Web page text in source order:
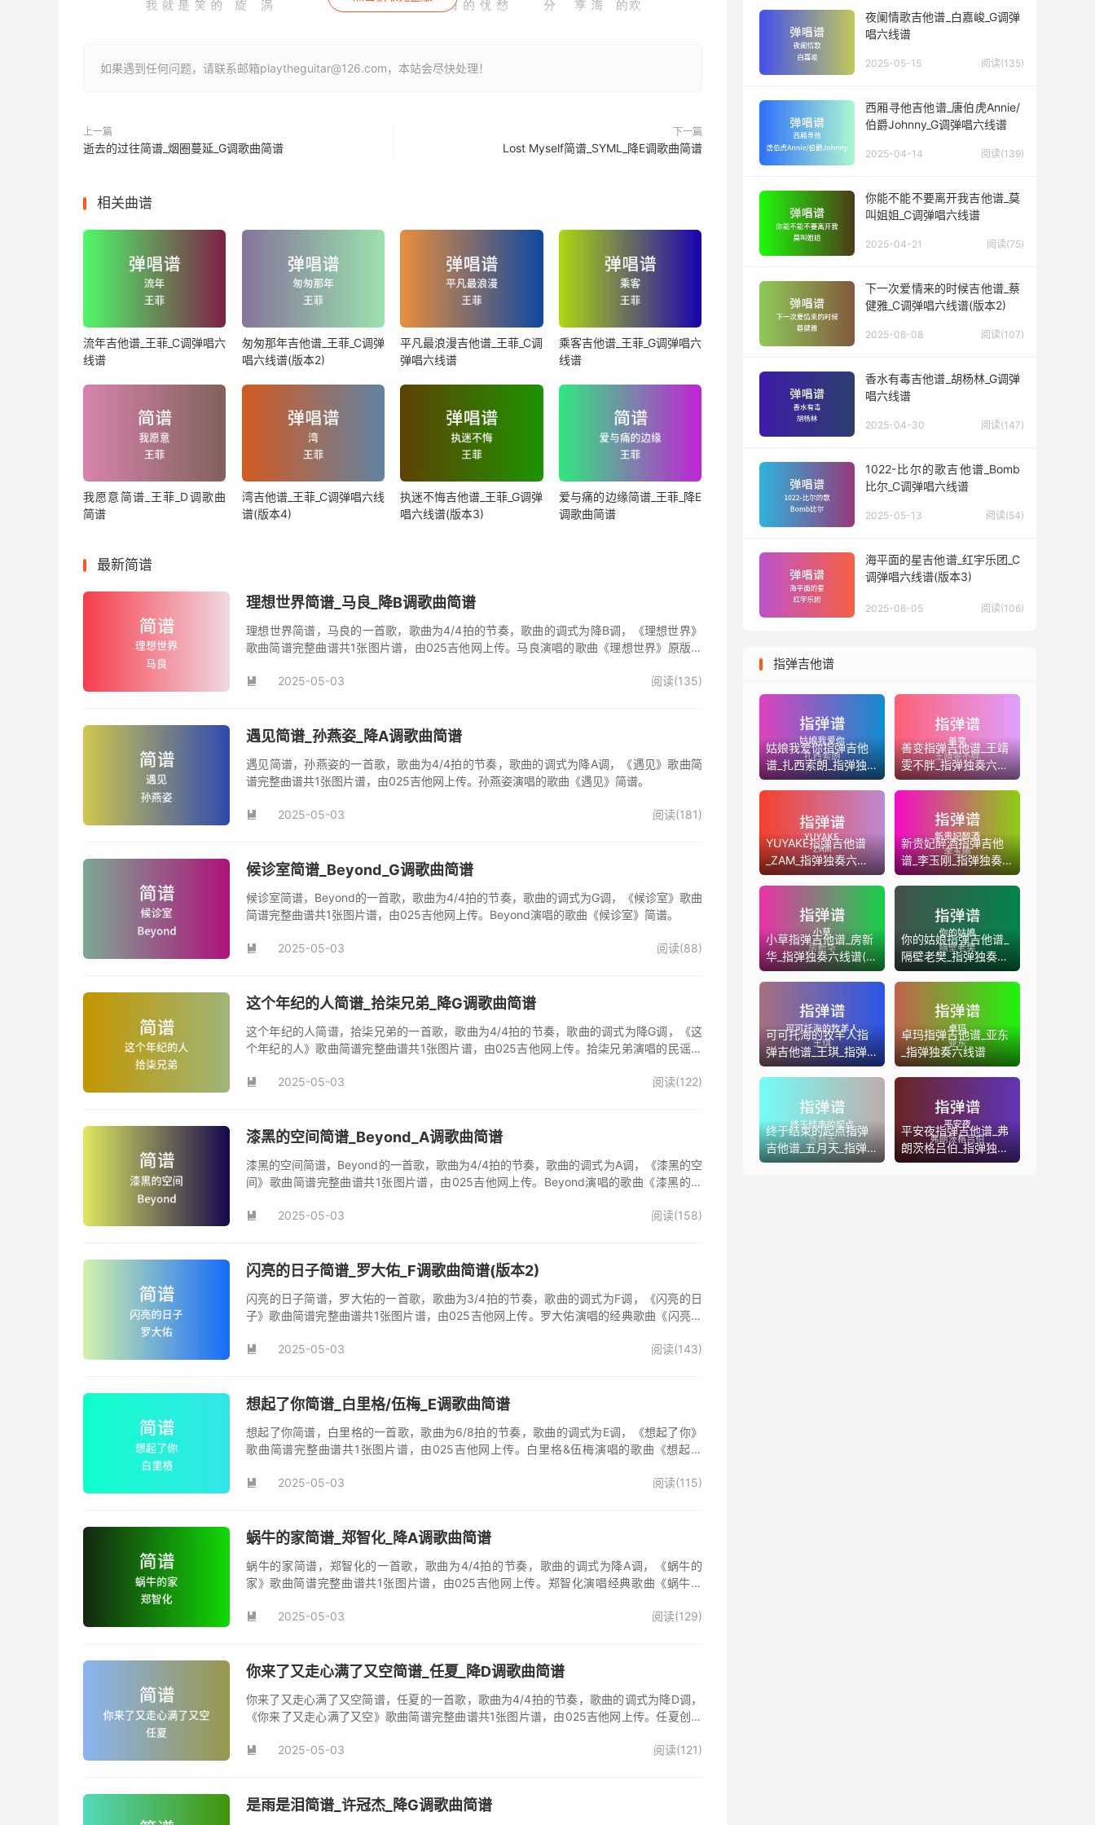
如果遇到任何问题，请联系邮箱playtheguitar@126.com，本站会尽快处理！
上一篇
逝去的过往简谱_烟圈蔓延_G调歌曲简谱
下一篇
Lost Myself简谱_SYML_降E调歌曲简谱
相关曲谱
流年吉他谱_王菲_C调弹唱六
线谱
匆匆那年吉他谱_王菲_C调弹
唱六线谱(版本2)
平凡最浪漫吉他谱_王菲_C调
弹唱六线谱
乘客吉他谱_王菲_G调弹唱六
线谱
我愿意简谱_王菲_D调歌曲
简谱
湾吉他谱_王菲_C调弹唱六线
谱(版本4)
执迷不悔吉他谱_王菲_G调弹
唱六线谱(版本3)
爱与痛的边缘简谱_王菲_降E
调歌曲简谱
最新简谱
理想世界简谱_马良_降B调歌曲简谱
理想世界简谱，马良的一首歌，歌曲为4/4拍的节奏，歌曲的调式为降B调，《理想世界》
歌曲简谱完整曲谱共1张图片谱，由025吉他网上传。马良演唱的歌曲《理想世界》原版简
 2025-05-03 阅读(135)
遇见简谱_孙燕姿_降A调歌曲简谱
遇见简谱，孙燕姿的一首歌，歌曲为4/4拍的节奏，歌曲的调式为降A调，《遇见》歌曲简
谱完整曲谱共1张图片谱，由025吉他网上传。孙燕姿演唱的歌曲《遇见》简谱。
 2025-05-03 阅读(181)
候诊室简谱_Beyond_G调歌曲简谱
候诊室简谱，Beyond的一首歌，歌曲为4/4拍的节奏，歌曲的调式为G调，《候诊室》歌曲
简谱完整曲谱共1张图片谱，由025吉他网上传。Beyond演唱的歌曲《候诊室》简谱。
 2025-05-03 阅读(88)
这个年纪的人简谱_拾柒兄弟_降G调歌曲简谱
这个年纪的人简谱，拾柒兄弟的一首歌，歌曲为4/4拍的节奏，歌曲的调式为降G调，《这
个年纪的人》歌曲简谱完整曲谱共1张图片谱，由025吉他网上传。拾柒兄弟演唱的民谣歌
曲。
 2025-05-03 阅读(122)
漆黑的空间简谱_Beyond_A调歌曲简谱
漆黑的空间简谱，Beyond的一首歌，歌曲为4/4拍的节奏，歌曲的调式为A调，《漆黑的空
间》歌曲简谱完整曲谱共1张图片谱，由025吉他网上传。Beyond演唱的歌曲《漆黑的空
 2025-05-03 阅读(158)
闪亮的日子简谱_罗大佑_F调歌曲简谱(版本2)
闪亮的日子简谱，罗大佑的一首歌，歌曲为3/4拍的节奏，歌曲的调式为F调，《闪亮的日
子》歌曲简谱完整曲谱共1张图片谱，由025吉他网上传。罗大佑演唱的经典歌曲《闪亮的
 2025-05-03 阅读(143)
想起了你简谱_白里格/伍梅_E调歌曲简谱
想起了你简谱，白里格的一首歌，歌曲为6/8拍的节奏，歌曲的调式为E调，《想起了你》
歌曲简谱完整曲谱共1张图片谱，由025吉他网上传。白里格&伍梅演唱的歌曲《想起了
 2025-05-03 阅读(115)
蜗牛的家简谱_郑智化_降A调歌曲简谱
蜗牛的家简谱，郑智化的一首歌，歌曲为4/4拍的节奏，歌曲的调式为降A调，《蜗牛的
家》歌曲简谱完整曲谱共1张图片谱，由025吉他网上传。郑智化演唱经典歌曲《蜗牛的
 2025-05-03 阅读(129)
你来了又走心满了又空简谱_任夏_降D调歌曲简谱
你来了又走心满了又空简谱，任夏的一首歌，歌曲为4/4拍的节奏，歌曲的调式为降D调，
《你来了又走心满了又空》歌曲简谱完整曲谱共1张图片谱，由025吉他网上传。任夏创作
首动听值得推荐的民谣歌曲。
 2025-05-03 阅读(121)
是雨是泪简谱_许冠杰_降G调歌曲简谱
夜阑情歌吉他谱_白嘉峻_G调弹
唱六线谱
2025-05-15 阅读(135)
西厢寻他吉他谱_唐伯虎Annie/
伯爵Johnny_G调弹唱六线谱
2025-04-14 阅读(139)
你能不能不要离开我吉他谱_莫
叫姐姐_C调弹唱六线谱
2025-04-21 阅读(75)
下一次爱情来的时候吉他谱_蔡
健雅_C调弹唱六线谱(版本2)
2025-06-08 阅读(107)
香水有毒吉他谱_胡杨林_G调弹
唱六线谱
2025-04-30 阅读(147)
1022-比尔的歌吉他谱_Bomb
比尔_C调弹唱六线谱
2025-05-13 阅读(54)
海平面的星吉他谱_红宇乐团_C
调弹唱六线谱(版本3)
2025-06-05 阅读(106)
指弹吉他谱
姑娘我爱你指弹吉他
谱_扎西索朗_指弹独
奏六线谱
善变指弹吉他谱_王靖
雯不胖_指弹独奏六线
谱
YUYAKE指弹吉他谱
_ZAM_指弹独奏六线
谱
新贵妃醉酒指弹吉他
谱_李玉刚_指弹独奏
六线谱
小草指弹吉他谱_房新
华_指弹独奏六线谱(版
本2)
你的姑娘指弹吉他谱_
隔壁老樊_指弹独奏六
线谱
可可托海的牧羊人指
弹吉他谱_王琪_指弹
独奏六线谱(版本3)
卓玛指弹吉他谱_亚东
_指弹独奏六线谱
终于结束的起点指弹
吉他谱_五月天_指弹
独奏六线谱
平安夜指弹吉他谱_弗
朗茨格吕伯_指弹独奏
六线谱